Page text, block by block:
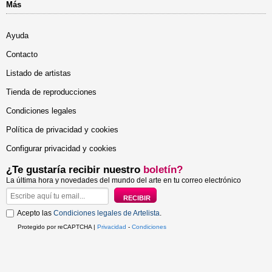
Más
Ayuda
Contacto
Listado de artistas
Tienda de reproducciones
Condiciones legales
Política de privacidad y cookies
Configurar privacidad y cookies
¿Te gustaría recibir nuestro boletín?
La última hora y novedades del mundo del arte en tu correo electrónico
Acepto las Condiciones legales de Artelista
Protegido por reCAPTCHA | Privacidad - Condiciones